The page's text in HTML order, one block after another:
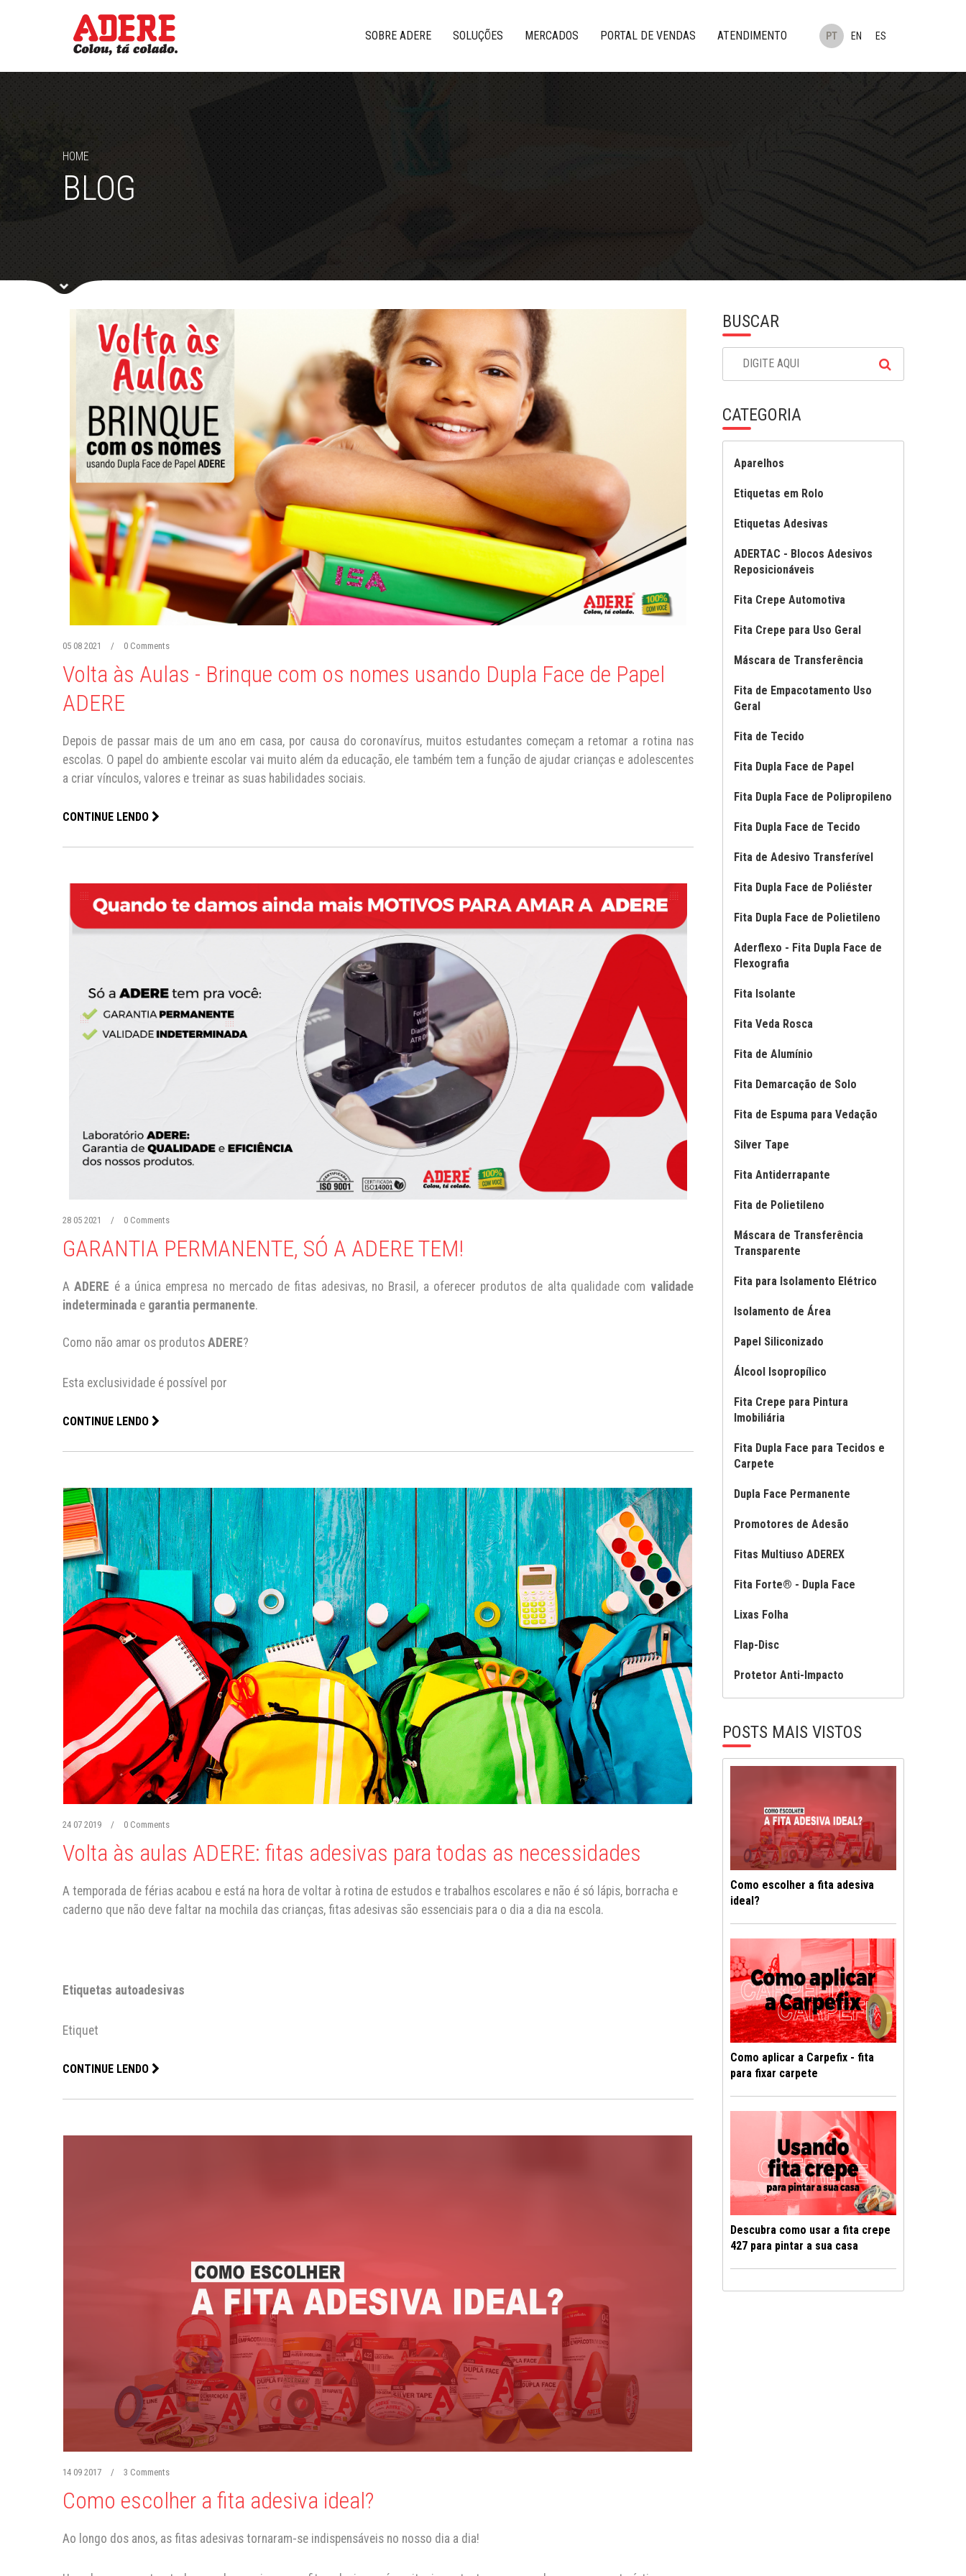
PT EN ES
SOBRE ADERE SOLUÇÕES MERCADOS PORTAL DE VENDAS ATENDIMENTO
HOME
BLOG
05 08 2021 / 0 Comments
Volta às Aulas - Brinque com os nomes usando Dupla Face de Papel
ADERE
Depois de passar mais de um ano em casa, por causa do coronavírus, muitos estudantes começam a retomar a rotina nas
escolas. O papel do ambiente escolar vai muito além da educação, ele também tem a função de ajudar crianças e adolescentes
a criar vínculos, valores e treinar as suas habilidades sociais.
CONTINUE LENDO
28 05 2021 / 0 Comments
GARANTIA PERMANENTE, SÓ A ADERE TEM!
AADERE é a única empresa no mercado de fitas adesivas, no Brasil, a oferecer produtos de alta qualidade com validade
indeterminada e garantia permanente.
Como não amar os produtos ADERE?
Esta exclusividade é possível por
CONTINUE LENDO
24 07 2019 / 0 Comments
Volta às aulas ADERE: fitas adesivas para todas as necessidades
A temporada de férias acabou e está na hora de voltar à rotina de estudos e trabalhos escolares e não é só lápis, borracha e
caderno que não deve faltar na mochila das crianças, fitas adesivas são essenciais para o dia a dia na escola.
Etiquetas autoadesivas
Etiquet
CONTINUE LENDO
14 09 2017 / 3 Comments
Como escolher a fita adesiva ideal?
Ao longo dos anos, as fitas adesivas tornaram-se indispensáveis no nosso dia a dia!
BUSCAR
CATEGORIA
Aparelhos
Etiquetas em Rolo
Etiquetas Adesivas
ADERTAC - Blocos Adesivos
Reposicionáveis
Fita Crepe Automotiva
Fita Crepe para Uso Geral
Máscara de Transferência
Fita de Empacotamento Uso
Geral
Fita de Tecido
Fita Dupla Face de Papel
Fita Dupla Face de Polipropileno
Fita Dupla Face de Tecido
Fita de Adesivo Transferível
Fita Dupla Face de Poliéster
Fita Dupla Face de Polietileno
Aderflexo - Fita Dupla Face de
Flexografia
Fita Isolante
Fita Veda Rosca
Fita de Alumínio
Fita Demarcação de Solo
Fita de Espuma para Vedação
Silver Tape
Fita Antiderrapante
Fita de Polietileno
Máscara de Transferência
Transparente
Fita para Isolamento Elétrico
Isolamento de Área
Papel Siliconizado
Álcool Isopropílico
Fita Crepe para Pintura
Imobiliária
Fita Dupla Face para Tecidos e
Carpete
Dupla Face Permanente
Promotores de Adesão
Fitas Multiuso ADEREX
Fita Forte® - Dupla Face
Lixas Folha
Flap-Disc
Protetor Anti-Impacto
POSTS MAIS VISTOS
Como escolher a fita adesiva
ideal?
Como aplicar a Carpefix - fita
para fixar carpete
Descubra como usar a fita crepe
427 para pintar a sua casa